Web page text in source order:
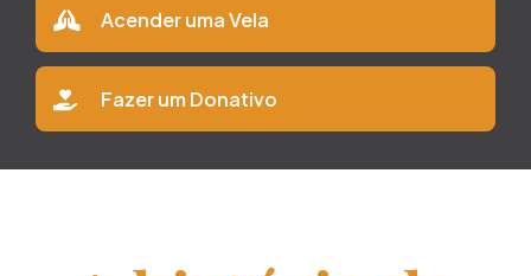
Acender uma Vela
Fazer um Donativo